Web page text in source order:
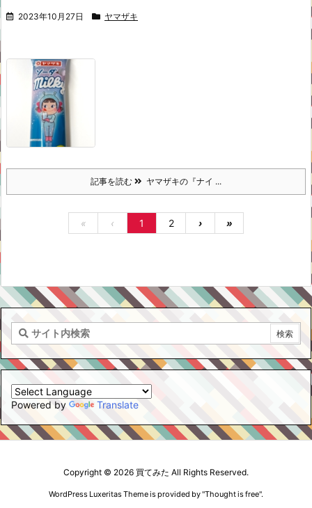
2023年10月27日 ヤマザキ
記事を読む ヤマザキの『ナイ ...
« ‹ 1 2 › »
Powered by Translate
Copyright © 2026 買てみた All Rights Reserved.
WordPress Luxeritas Theme is provided by "Thought is free".